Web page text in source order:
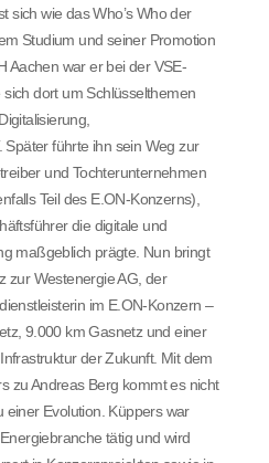
sich wie das Who’s Who der
Studium und seiner Promotion
Aachen war er bei der VSE-
dort um Schlüsselthemen
Später führte ihn sein Weg zur
und Tochterunternehmen
Teil des E.ON-Konzerns),
die digitale und
maßgeblich prägte. Nun bringt
zur Westenergie AG, der
im E.ON-Konzern –
9.000 km Gasnetz und einer
der Zukunft. Mit dem
zu Andreas Berg kommt es nicht
Evolution. Küppers war
tätig und wird